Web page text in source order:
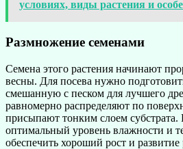
условиях, виды растения и
Размножение семенами
Семена этого растения начинают
весны. Для посева нужно
смешанную с песком для лучшего
равномерно распределяют по
присыпают тонким слоем
оптимальный уровень влажности и
обеспечить хороший рост и развитие